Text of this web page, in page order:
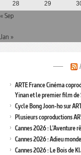
28
29
« Sep
Jan »
ARTE France Cinéma
Yinan et le premier film de
Cycle Bong Joon-ho sur
Plusieurs coproductions
Cannes 2026 : L’Aventure
Cannes 2026 : Adieu
Cannes 2026 : Le Bois de